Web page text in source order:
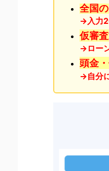
全国
→ 入力
仮審
→ロー
頭金
→自分